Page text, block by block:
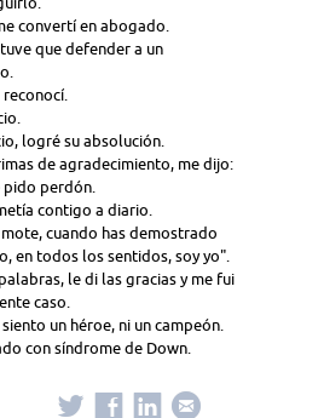
convertí en abogado.
que defender a un
logré su absolución.
de agradecimiento, me dijo:
pido perdón.
contigo a diario.
cuando has demostrado
en todos los sentidos, soy yo".
le di las gracias y me fui
caso.
un héroe, ni un campeón.
con síndrome de Down.